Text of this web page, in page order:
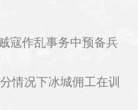
作乱事务中预备兵
况下冰城佣工在训